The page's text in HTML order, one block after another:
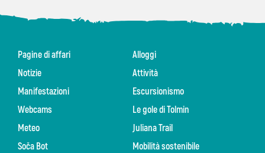
Pagine di affari
Notizie
Manifestazioni
Webcams
Meteo
Soča Bot
Alloggi
Attività
Escursionismo
Le gole di Tolmin
Juliana Trail
Mobilità sostenibile